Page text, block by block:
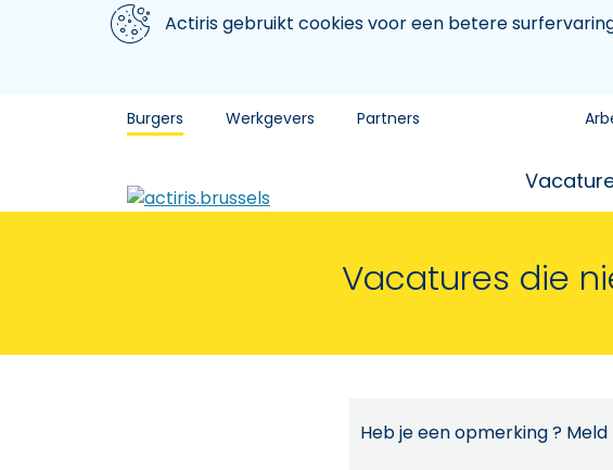
Aller au contenu principal
We gebruiken cookiesActiris gebruikt cookies voor een betere
Burgers Werkgevers Partners
Vacatures die
Heb je een opmerking ?